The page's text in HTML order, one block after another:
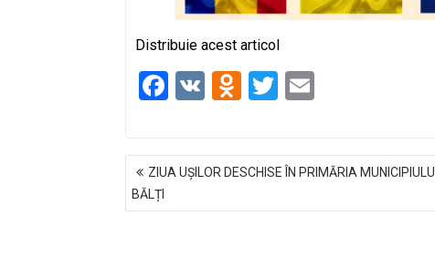
Distribuie acest articol
F
b
o
V
O
o
kl
T
er
NAVIGARE
ÎN
ARTICOLE
ZIUA UȘILOR DESCHISE ÎN PRIMĂRIA MUNICIPIULUI
BĂLȚI